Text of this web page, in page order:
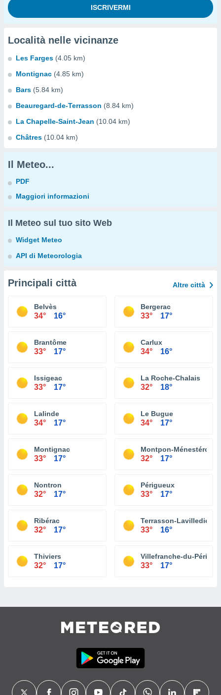
Località nelle vicinanze
Les Farges (4.05 km)
Montignac (4.85 km)
Bars (5.84 km)
Beauregard-de-Terrasson (8.84 km)
La Chapelle-Saint-Jean (10.04 km)
Châtres (10.04 km)
Il Meteo...
PDF
Maggiori informazioni
Il Meteo sul tuo sito Web
Widget Meteo
API di Meteorologia
Principali città Altre città
Belvès
34° 16°
Bergerac
33° 17°
Brantôme
33° 17°
Carlux
34° 16°
Issigeac
33° 17°
La Roche-Chalais
32° 18°
Lalinde
34° 17°
Le Bugue
34° 17°
Montignac
33° 17°
Montpon-Ménestérol
32° 17°
Nontron
32° 17°
Périgueux
33° 17°
Ribérac
32° 17°
Terrasson-Lavilledieu
33° 16°
Thiviers
32° 17°
Villefranche-du-
33° 17°